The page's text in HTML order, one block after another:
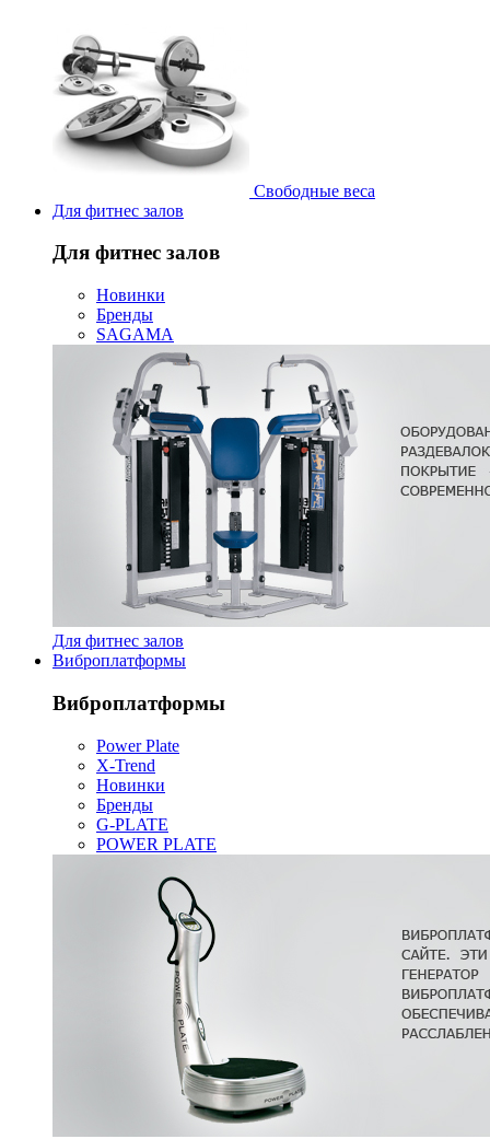
Свободные веса
Для фитнес залов
Для фитнес залов
Новинки
Бренды
SAGAMA
Для фитнес залов
Виброплатформы
Виброплатформы
Power Plate
X-Trend
Новинки
Бренды
G-PLATE
POWER PLATE